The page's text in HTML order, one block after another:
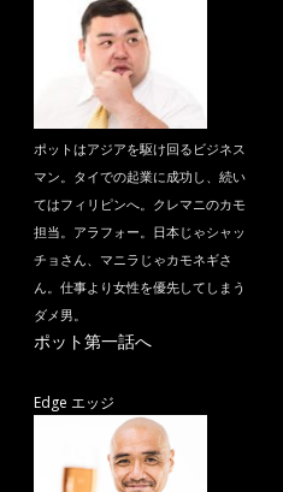
ポットはアジアを駆け回るビジネス
マン。タイでの起業に成功し、続い
てはフィリピンへ。クレマニのカモ
担当。アラフォー。日本じゃシャッ
チョさん、マニラじゃカモネギさ
ん。仕事より女性を優先してしまう
ダメ男。
ポット第一話へ
Edge エッジ